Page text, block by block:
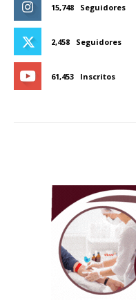
15,748 Seguidores
2,458 Seguidores
61,453 Inscritos